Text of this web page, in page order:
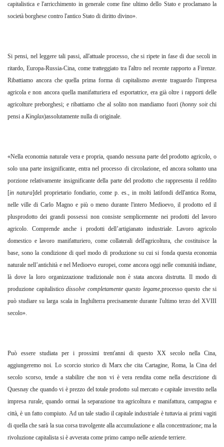
capitalistica e l'arricchimento in generale come fine ultimo dello Stato e proclamano la
società borghese contro l'antico Stato di diritto divino».
Si pensi, nel leggere tali passi, all'attuale processo, che si ripete in fase di due secoli in
ritardo, Europa-Russia-Cina, come tratteggiato tra l'altro nel recente rapporto a Firenze.
Ribattiamo ancora che quella prima forma di capitalismo avente traguardo l'impresa
agricola e non ancora quella manifatturiera ed esportatrice, era già oltre i rapporti delle
agricolture preborghesi; e ribattiamo che al solito non mandiamo fuori (honny soitchi
pensi a Kinglax)assolutamente nulla di originale.
«Nella economia naturale vera e propria, quando nessuna parte del prodotto agricolo, o
solo una parte insignificante, entra nel processo di circolazione, ed ancora soltanto una
porzione relativamente insignificante della parte del prodotto che rappresenta il reddito
[in natura]del proprietario fondiario, come p. es., in molti latifondi dell'antica Roma,
nelle ville di Carlo Magno e più o meno durante l'intero Medioevo, il prodotto ed il
plusprodotto dei grandi possessi non consiste semplicemente nei prodotti del lavoro
agricolo. Comprende anche i prodotti dell’artigianato industriale. Lavoro agricolo
domestico e lavoro manifatturiero, come collaterali dell'agricoltura, che costituisce la
base, sono la condizione di quel modo di produzione su cui si fonda questa economia
naturale nell’antichità e nel Medioevo europei, come ancora oggi nelle comunità indiane,
là dove la loro organizzazione tradizionale non è stata ancora distrutta. Il modo di
produzione capitalistico dissolve completamente questo legame,processo questo che si
può studiare su larga scala in Inghilterra precisamente durante l'ultimo terzo del XVIII
secolo».
Può essere studiata per i prossimi trent'anni di questo XX secolo nella Cina,
aggiungeremo noi. Lo scorcio storico di Marx che cita Cartagine, Roma, la Cina del
secolo scorso, tende a stabilire che non vi è vera rendita come nella descrizione di
Quesnay che quando vi è prezzo del totale prodotto sul mercato e capitale investito nella
impresa rurale, quando ormai la separazione tra agricoltura e manifattura, campagna e
città, è un fatto compiuto. Ad un tale stadio il capitale industriale è tuttavia ai primi vagiti
di quella che sarà la sua corsa travolgente alla accumulazione e alla concentrazione; ma la
rivoluzione capitalista si è avverata come primo campo nelle aziende terriere.